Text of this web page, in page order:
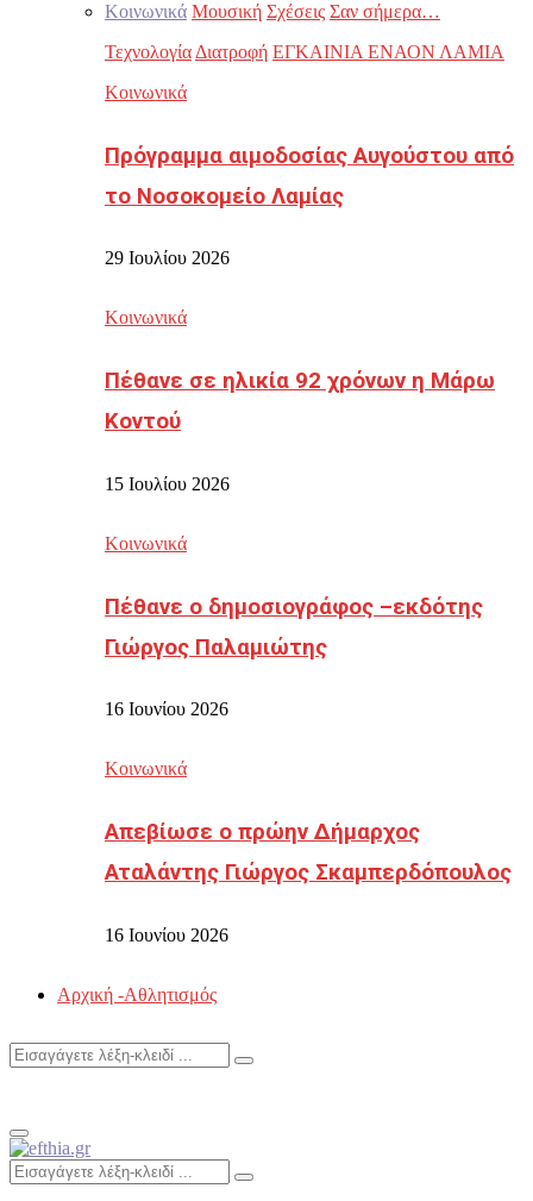
Κοινωνικά Μουσική Σχέσεις Σαν σήμερα…
Τεχνολογία Διατροφή ΕΓΚΑΙΝΙΑ ΕΝΑΟΝ ΛΑΜΙΑ
Κοινωνικά
Πρόγραμμα αιμοδοσίας Αυγούστου από
το Νοσοκομείο Λαμίας
29 Ιουλίου 2026
Κοινωνικά
Πέθανε σε ηλικία 92 χρόνων η Μάρω
Κοντού
15 Ιουλίου 2026
Κοινωνικά
Πέθανε ο δημοσιογράφος –εκδότης
Γιώργος Παλαμιώτης
16 Ιουνίου 2026
Κοινωνικά
Απεβίωσε ο πρώην Δήμαρχος
Αταλάντης Γιώργος Σκαμπερδόπουλος
16 Ιουνίου 2026
Αρχική -Αθλητισμός
Search
Search
Primary
Menu
Search
for:
Search